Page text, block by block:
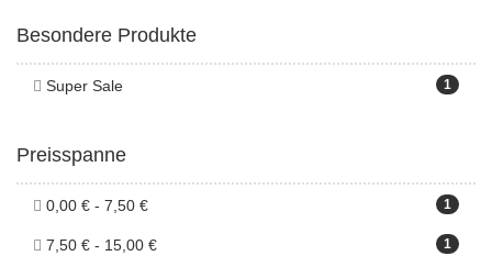
Besondere Produkte
1
Super Sale
Preisspanne
1
0,00 € - 7,50 €
1
7,50 € - 15,00 €